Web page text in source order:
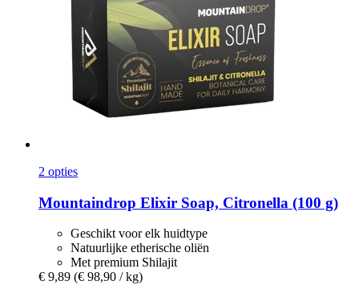
2 opties
Mountaindrop Elixir Soap, Citronella (100 g)
Geschikt voor elk huidtype
Natuurlijke etherische oliën
Met premium Shilajit
€ 9,89 (€ 98,90 / kg)